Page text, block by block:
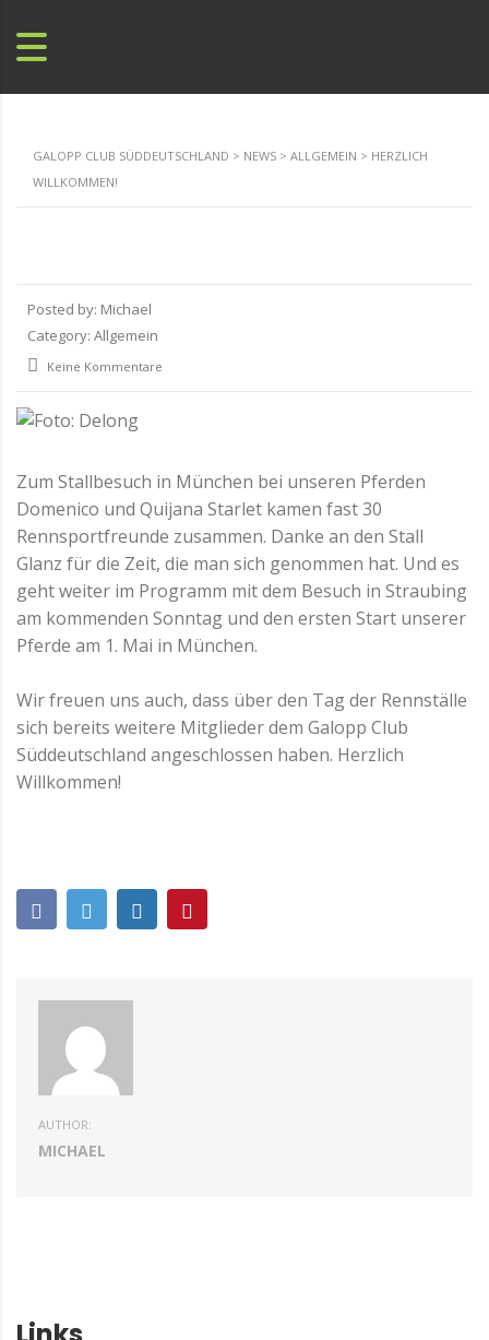
GALOPP CLUB SÜDDEUTSCHLAND > NEWS > ALLGEMEIN > HERZLICH
WILLKOMMEN!
Posted by: Michael
Category: Allgemein
Keine Kommentare
Zum Stallbesuch in München bei unseren Pferden
Domenico und Quijana Starlet kamen fast 30
Rennsportfreunde zusammen. Danke an den Stall
Glanz für die Zeit, die man sich genommen hat. Und es
geht weiter im Programm mit dem Besuch in Straubing
am kommenden Sonntag und den ersten Start unserer
Pferde am 1. Mai in München.
Wir freuen uns auch, dass über den Tag der Rennställe
sich bereits weitere Mitglieder dem Galopp Club
Süddeutschland angeschlossen haben. Herzlich
Willkommen!
AUTHOR:
MICHAEL